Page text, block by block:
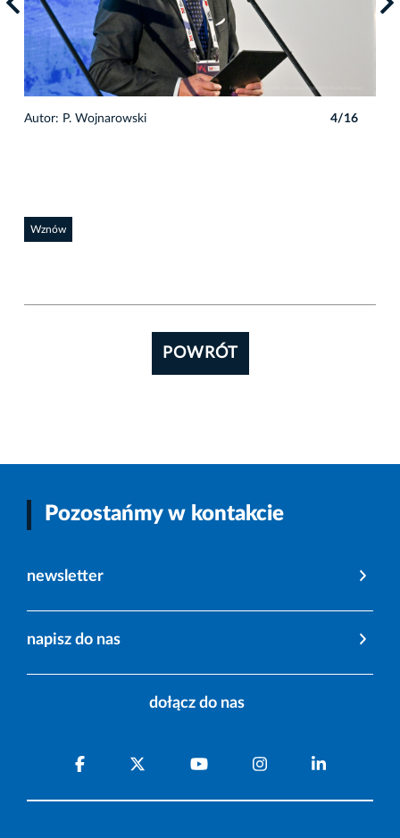
Autor: P. Wojnarowski 4/16
Wznów
POWRÓT
Pozostańmy w kontakcie
newsletter
napisz do nas
dołącz do nas